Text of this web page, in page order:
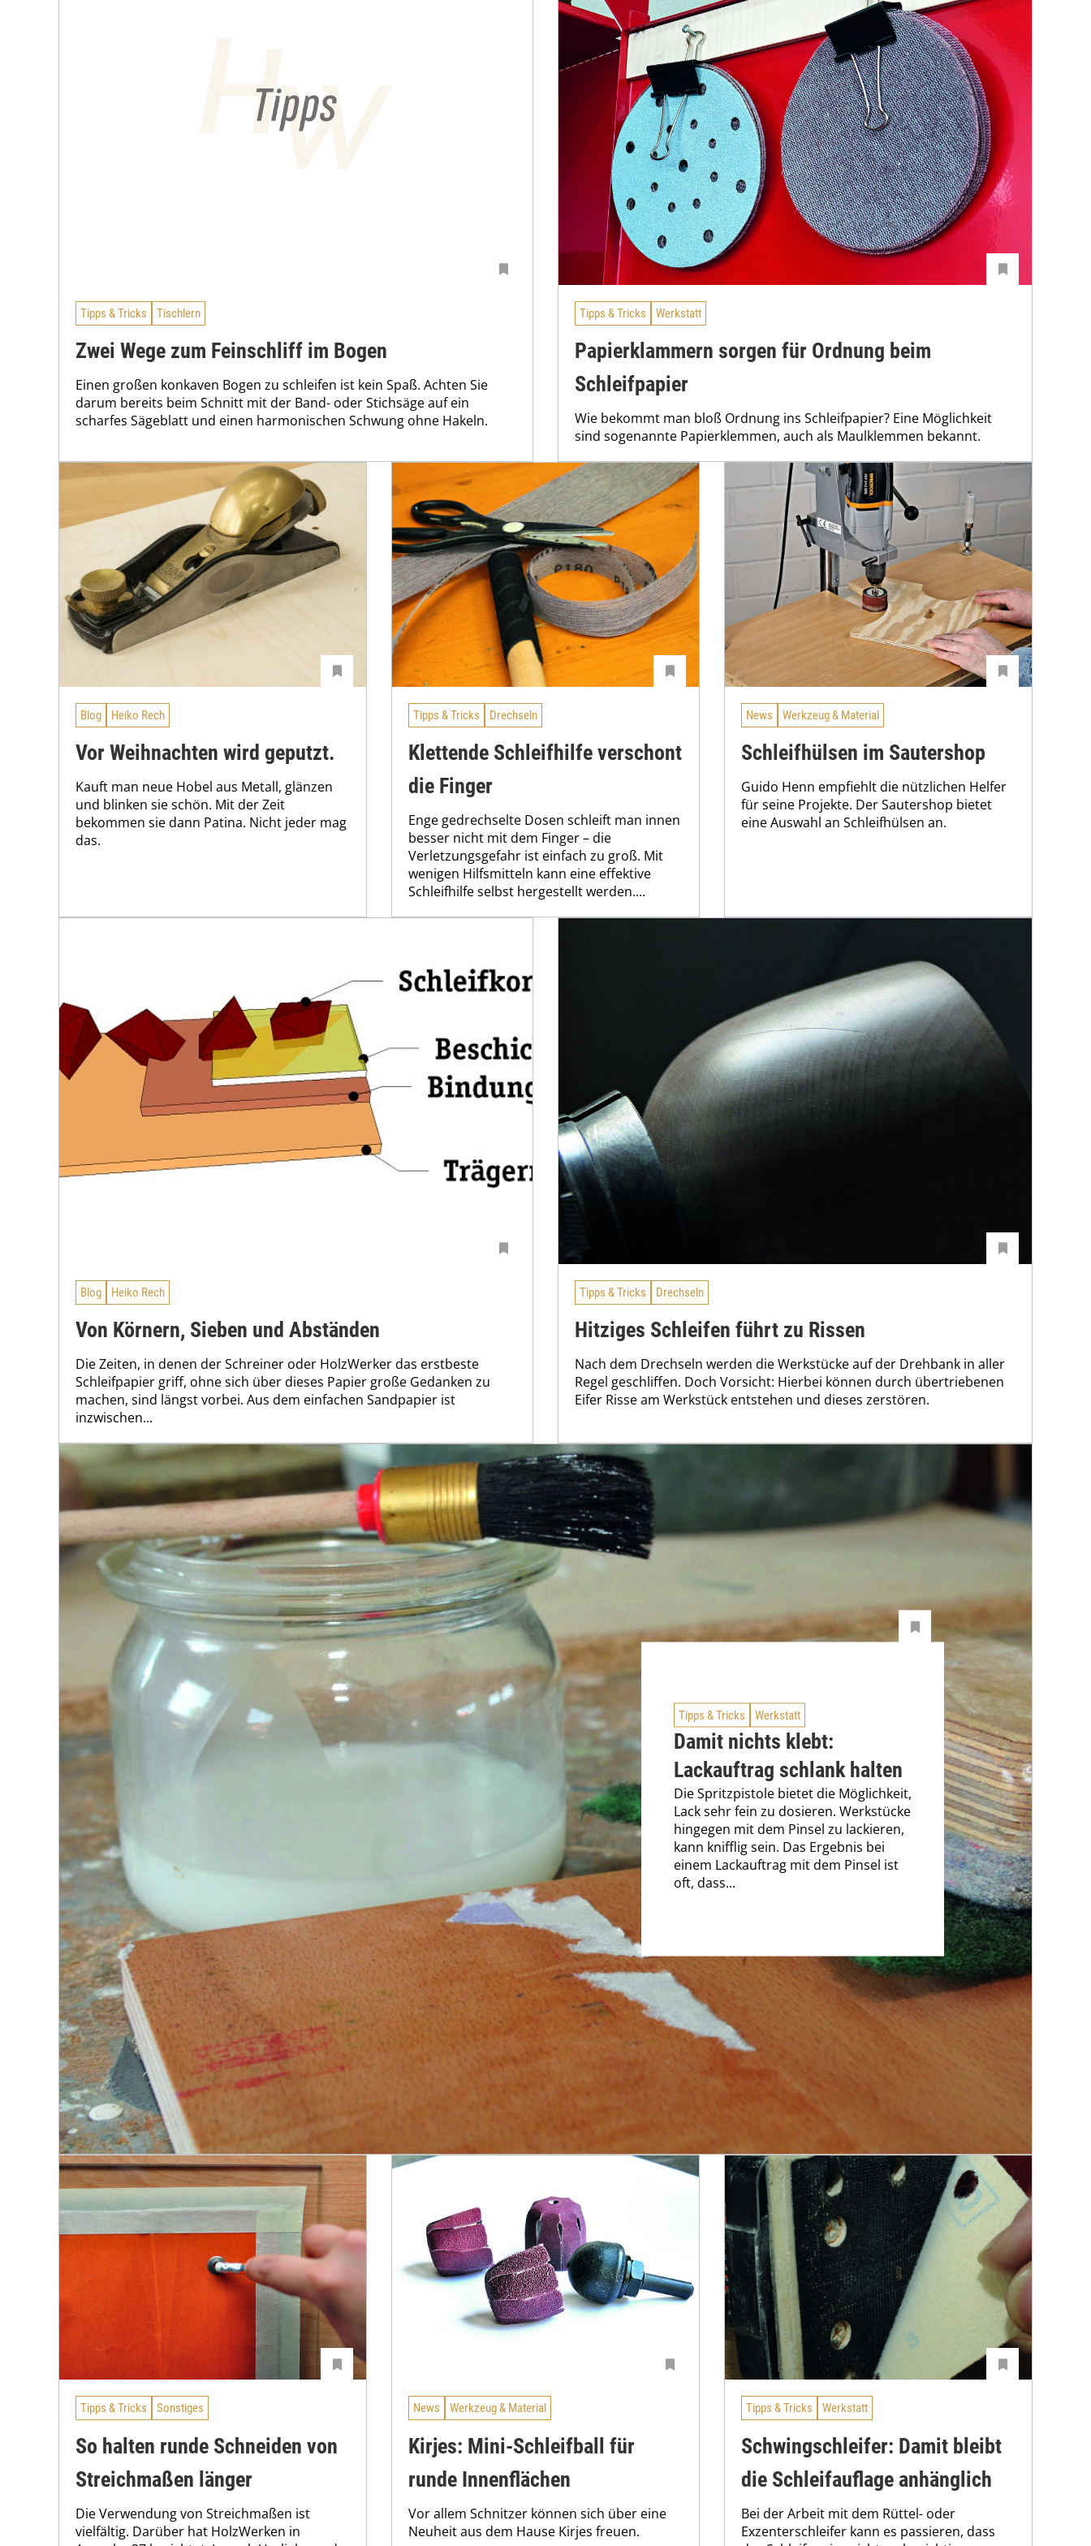
Tipps & Tricks Tischlern
Zwei Wege zum Feinschliff im Bogen
Einen großen konkaven Bogen zu schleifen ist kein Spaß. Achten Sie
darum bereits beim Schnitt mit der Band- oder Stichsäge auf ein
scharfes Sägeblatt und einen harmonischen Schwung ohne Hakeln.
Tipps & Tricks Werkstatt
Papierklammern sorgen für Ordnung beim
Schleifpapier
Wie bekommt man bloß Ordnung ins Schleifpapier? Eine Möglichkeit
sind sogenannte Papierklemmen, auch als Maulklemmen bekannt.
Blog Heiko Rech
Vor Weihnachten wird geputzt.
Kauft man neue Hobel aus Metall, glänzen
und blinken sie schön. Mit der Zeit
bekommen sie dann Patina. Nicht jeder mag
das.
Tipps & Tricks Drechseln
Klettende Schleifhilfe verschont
die Finger
Enge gedrechselte Dosen schleift man innen
besser nicht mit dem Finger – die
Verletzungsgefahr ist einfach zu groß. Mit
wenigen Hilfsmitteln kann eine effektive
Schleifhilfe selbst hergestellt werden....
News Werkzeug & Material
Schleifhülsen im Sautershop
Guido Henn empfiehlt die nützlichen Helfer
für seine Projekte. Der Sautershop bietet
eine Auswahl an Schleifhülsen an.
Blog Heiko Rech
Von Körnern, Sieben und Abständen
Die Zeiten, in denen der Schreiner oder HolzWerker das erstbeste
Schleifpapier griff, ohne sich über dieses Papier große Gedanken zu
machen, sind längst vorbei. Aus dem einfachen Sandpapier ist
inzwischen...
Tipps & Tricks Drechseln
Hitziges Schleifen führt zu Rissen
Nach dem Drechseln werden die Werkstücke auf der Drehbank in aller
Regel geschliffen. Doch Vorsicht: Hierbei können durch übertriebenen
Eifer Risse am Werkstück entstehen und dieses zerstören.
Tipps & Tricks Werkstatt
Damit nichts klebt:
Lackauftrag schlank halten
Die Spritzpistole bietet die Möglichkeit,
Lack sehr fein zu dosieren. Werkstücke
hingegen mit dem Pinsel zu lackieren,
kann knifflig sein. Das Ergebnis bei
einem Lackauftrag mit dem Pinsel ist
oft, dass...
Tipps & Tricks Sonstiges
So halten runde Schneiden von
Streichmaßen länger
Die Verwendung von Streichmaßen ist
vielfältig. ­Darüber hat HolzWerken in
News Werkzeug & Material
Kirjes: Mini-Schleifball für
runde Innenflächen
Vor allem Schnitzer können sich über eine
Neuheit aus dem Hause Kirjes freuen.
Tipps & Tricks Werkstatt
Schwingschleifer: Damit bleibt
die Schleifauflage anhänglich
Bei der Arbeit mit dem Rüttel- oder
Exzenterschleifer kann es passieren, dass